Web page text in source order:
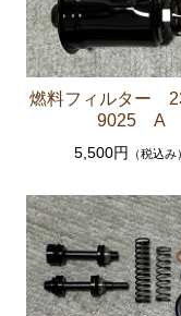
燃料パーツ（ポ
ーゲージなど）
スープラ JZA80
エンジンパーツ
ソアラ GZ10
エンジンパーツ
エンジンパーツ
燃料フィルター
9025 A
5,500円 （税込み